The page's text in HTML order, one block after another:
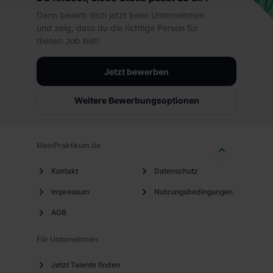
hierbei die Einwilligung zur Übermittlung deiner Daten in
die USA (Art. 49 Abs. 1 S. 1 lit. a) DS-GVO). Die USA
verfügen über kein angemessenes Datenschutzniveau
Einwilligung jederzeit mit Wirkung für die Zukunft ganz
oder teilweise über unsere Datenschutzerklärung unter
dem Punkt „Datenschutz-Einstellungen“ widerrufen.
Informationen:
Datenschutzerklärung
Dann bewirb dich jetzt beim Unternehmen
und zeig, dass du die richtige Person für
diesen Job bist!
Jetzt bewerben
Weitere Bewerbungsoptionen
MeinPraktikum.de
Kontakt
Impressum
AGB
Datenschutz
Nutzungsbedingungen
Für Unternehmen
Jetzt Talente finden